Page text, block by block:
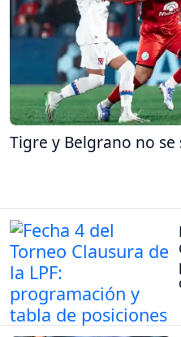
Tigre y Belgrano no